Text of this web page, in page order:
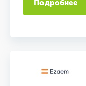
Подробнее